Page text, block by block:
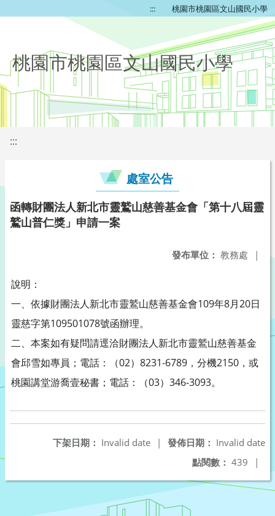
::: 桃園市桃園區文山國民小學
桃園市桃園區文山國民小學
:::
處室公告
函轉財團法人新北市靈鷲山慈善基金會「第十八屆靈
鷲山普仁獎」申請一案
發布單位： 教務處 |
說明：
一、依據財團法人新北市靈鷲山慈善基金會109年8月20日
靈慈字第109501078號函辦理。
二、本案如有疑問請逕洽財團法人新北市靈鷲山慈善基金
會邱雪如專員；電話：（02）8231-6789，分機2150，或
桃園講堂游喬壹秘書；電話：（03）346-3093。
發佈日期： Invalid date
下架日期： Invalid date
|
點閱數： 439 |